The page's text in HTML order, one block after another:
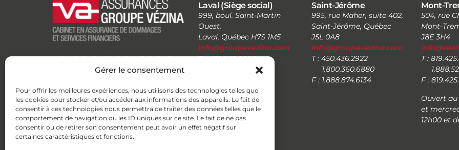
Gérer le consentement
Pour offrir les meilleures expériences, nous utilisons des technologies telles que
les cookies pour stocker et/ou accéder aux informations des appareils. Le fait de
consentir à ces technologies nous permettra de traiter des données telles que le
comportement de navigation ou les ID uniques sur ce site. Le fait de ne pas
consentir ou de retirer son consentement peut avoir un effet négatif sur
certaines caractéristiques et fonctions.
1 800 360-6880
HEURES D'OUVERTURE
Du lundi au vendredi de 8h30 à
16h30
F
a
c
e
L
i
n
k
Y
o
u
t
I
n
s
Laval (Siège social)
999, boul. Saint-Martin
Ouest,
Laval, Québec H7S 1M5
info@groupevezina.com
T : 450.663.6880
Saint-Jérôme
995, rue Maher, suite 402,
Saint-Jérôme, Québec
J5L 0A8
info@groupevezina.com
T : 450.436.2922
1.800.360.6880
F : 1.888.874.6134
Mont-
504, rue
Mont-
J8E 3H4
T :
F :
Ouvert
et
12h00 et